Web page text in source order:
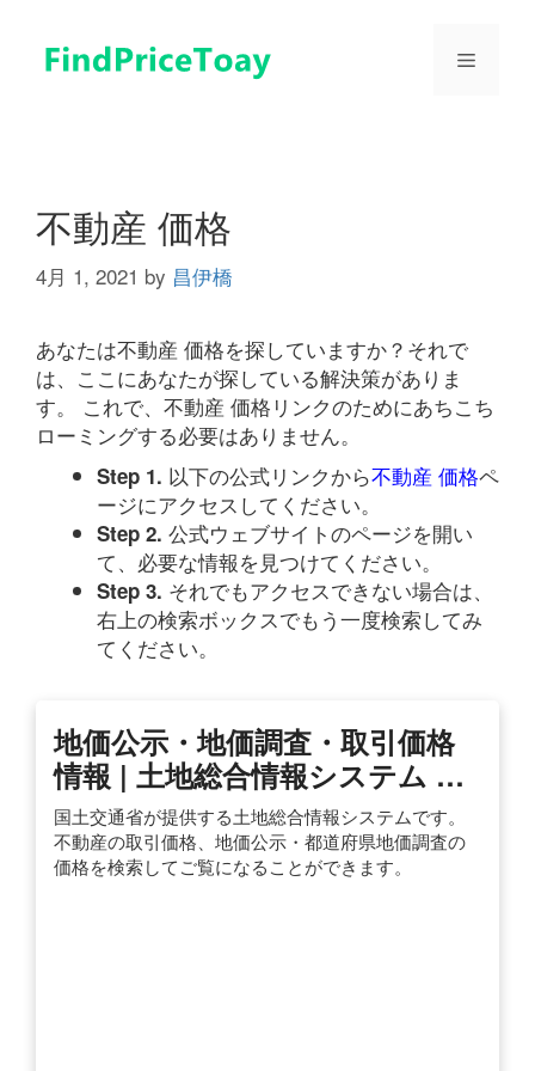
メ
不動産 価格
4月 1, 2021 by 昌伊橋
あなたは不動産 価格を探していますか？それで
は、ここにあなたが探している解決策がありま
す。 これで、不動産 価格リンクのためにあちこち
ローミングする必要はありません。
Step 1. 以下の公式リンクから不動産 価格ペ
ージにアクセスしてください。
Step 2. 公式ウェブサイトのページを開い
て、必要な情報を見つけてください。
Step 3. それでもアクセスできない場合は、
右上の検索ボックスでもう一度検索してみ
てください。
地価公示・地価調査・取引価格
情報 | 土地総合情報システム …
国土交通省が提供する土地総合情報システムです。
不動産の取引価格、地価公示・都道府県地価調査の
価格を検索してご覧になることができます。